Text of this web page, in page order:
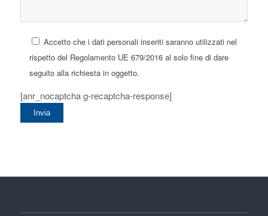
Accetto che i dati personali inseriti saranno utilizzati nel
rispetto del Regolamento UE 679/2016 al solo fine di dare
seguito alla richiesta in oggetto.
[anr_nocaptcha g-recaptcha-response]